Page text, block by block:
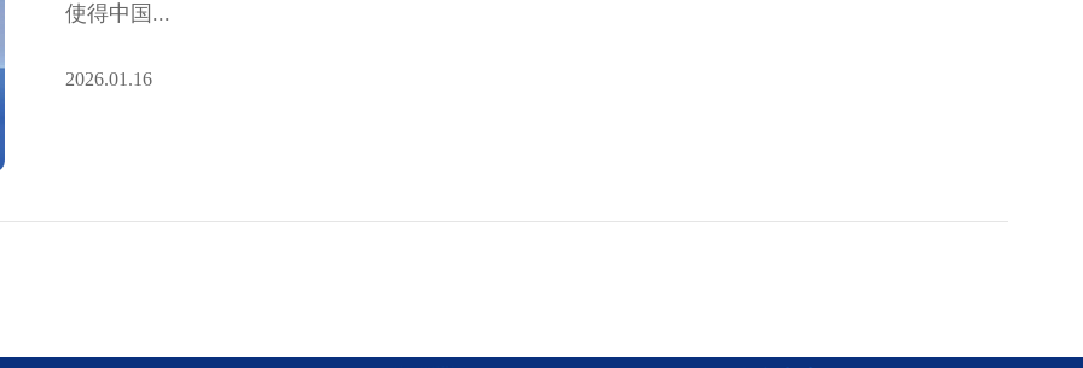
使得中国...
2026.01.16